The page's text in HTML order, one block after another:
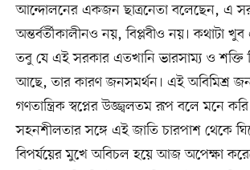
আন্দোলনের একজন ছাত্রনেতা বলেছেন, এ
অন্তর্বর্তীকালীনও নয়, বিপ্লবীও নয়। কথাটা
তবু যে এই সরকার এতখানি ভারসাম্য ও শক্তি
আছে, তার কারণ জনসমর্থন। এই অবিমিশ্র
গণতান্ত্রিক স্বপ্নের উজ্জ্বলতম রূপ বলে মনে
সহনশীলতার সঙ্গে এই জাতি চারপাশ থেকে
বিপর্যয়ের মুখে অবিচল হয়ে আজ অপেক্ষা